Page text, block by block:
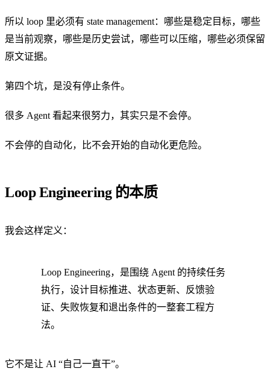
所以 loop 里必须有 state management：哪些是稳定目标，哪些
是当前观察，哪些是历史尝试，哪些可以压缩，哪些必须保留
原文证据。
第四个坑，是没有停止条件。
很多 Agent 看起来很努力，其实只是不会停。
不会停的自动化，比不会开始的自动化更危险。
Loop Engineering 的本质
我会这样定义：
Loop Engineering，是围绕 Agent 的持续任务
执行，设计目标推进、状态更新、反馈验
证、失败恢复和退出条件的一整套工程方
法。
它不是让 AI “自己一直干”。